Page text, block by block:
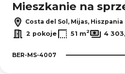
Mieszkanie na
Costa del Sol, Mijas, Hiszpania
2 pokoje
51 m2 4
BER-MS-4007